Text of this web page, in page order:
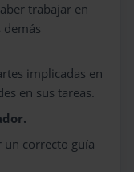
trabajar en
implicadas en
en sus tareas.
un correcto guía